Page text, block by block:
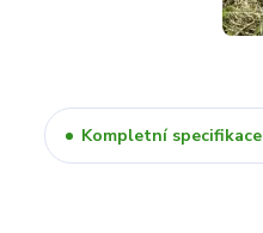
Kompletní specifikace